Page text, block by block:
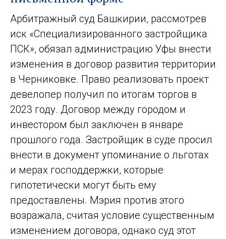
Арбитражный суд Башкирии, рассмотрев
иск «Специализированного застройщика
ПСК», обязал администрацию Уфы внести
изменения в договор развития территории
в Черниковке. Право реализовать проект
девелопер получил по итогам торгов в
2023 году. Договор между городом и
инвестором был заключен в январе
прошлого года. Застройщик в суде просил
внести в документ упоминание о льготах
и мерах господдержки, которые
гипотетически могут быть ему
предоставлены. Мэрия против этого
возражала, считая условие существенным
изменением договора, однако суд этот